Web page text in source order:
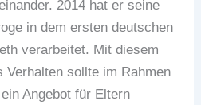
2014 hat er seine
in dem ersten deutschen
verarbeitet. Mit diesem
Verhalten sollte im Rahmen
Angebot für Eltern